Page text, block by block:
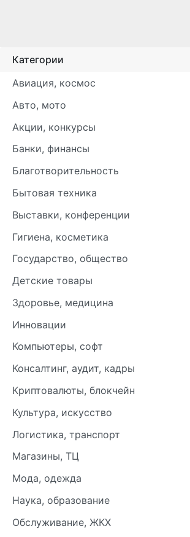
Категории
Авиация, космос
Авто, мото
Акции, конкурсы
Банки, финансы
Благотворительность
Бытовая техника
Выставки, конференции
Гигиена, косметика
Государство, общество
Детские товары
Здоровье, медицина
Инновации
Компьютеры, софт
Консалтинг, аудит, кадры
Криптовалюты, блокчейн
Культура, искусство
Логистика, транспорт
Магазины, ТЦ
Мода, одежда
Наука, образование
Обслуживание, ЖКХ